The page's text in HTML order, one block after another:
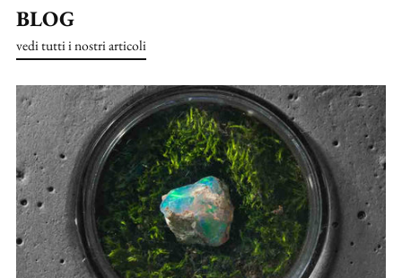
BLOG
vedi tutti i nostri articoli